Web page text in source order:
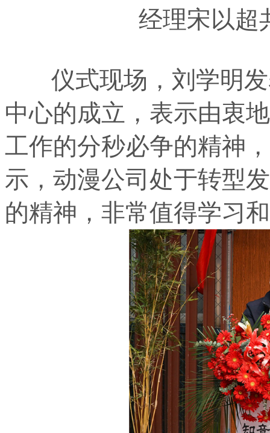
经理宋以超
仪式现场，刘学明发
中心的成立，表示由衷
工作的分秒必争的精神
示，动漫公司处于转型
的精神，非常值得学习